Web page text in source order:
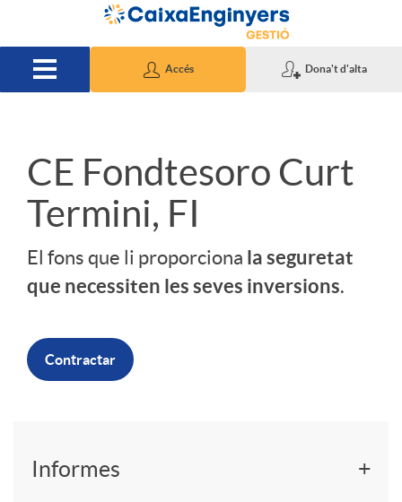
Salta al contingut principal
Accés Dona't d'alta
S
d
CE Fondtesoro Curt
Termini, FI
El fons que li proporciona la seguretat
que necessiten les seves inversions.
Contractar
FInformes